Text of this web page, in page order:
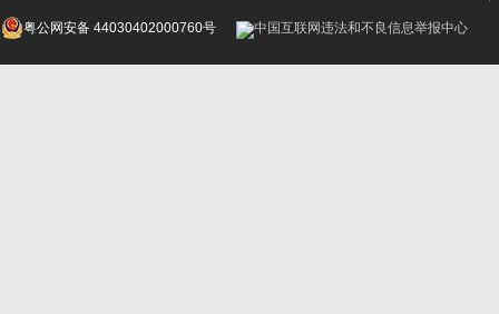
粤公网安备 44030402000760号